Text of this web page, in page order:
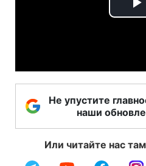
Не упустите
наши
Или читайте нас